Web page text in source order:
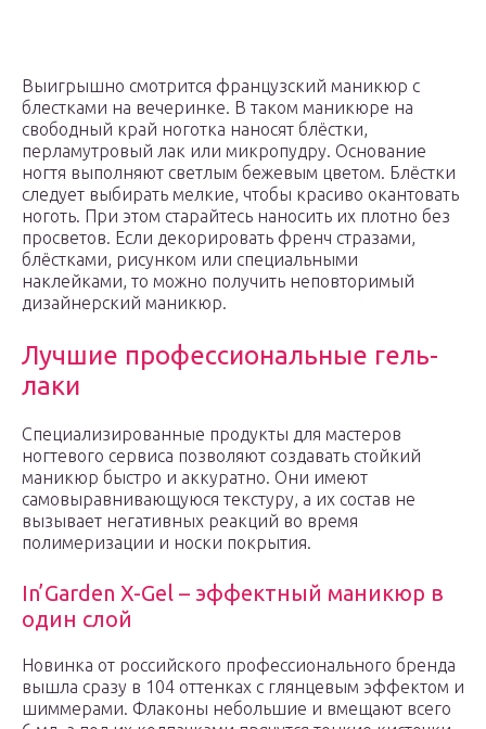
Выигрышно смотрится французский маникюр с
блестками на вечеринке. В таком маникюре на
свободный край ноготка наносят блёстки,
перламутровый лак или микропудру. Основание
ногтя выполняют светлым бежевым цветом. Блёстки
следует выбирать мелкие, чтобы красиво окантовать
ноготь. При этом старайтесь наносить их плотно без
просветов. Если декорировать френч стразами,
блёстками, рисунком или специальными
наклейками, то можно получить неповторимый
дизайнерский маникюр.
Лучшие профессиональные гель-
лаки
Специализированные продукты для мастеров
ногтевого сервиса позволяют создавать стойкий
маникюр быстро и аккуратно. Они имеют
самовыравнивающуюся текстуру, а их состав не
вызывает негативных реакций во время
полимеризации и носки покрытия.
In’Garden X-Gel – эффектный маникюр в
один слой
Новинка от российского профессионального бренда
вышла сразу в 104 оттенках с глянцевым эффектом и
шиммерами. Флаконы небольшие и вмещают всего